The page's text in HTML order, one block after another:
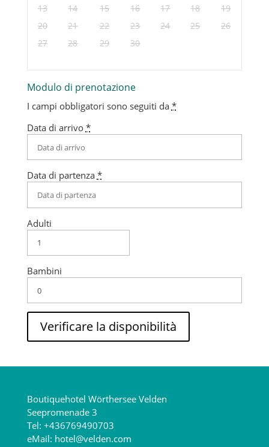
13
14 15 16 17 18
19
20
21 22 23 24 25
26
27
28 29 30
Modulo di prenotazione
I campi obbligatori sono seguiti da *
Data di arrivo *
Data di partenza *
Adulti
Bambini
Boutiquehotel Wörthersee Velden
Seepromenade 3
Tel: +436769490703
eMail: hotel@velden.com